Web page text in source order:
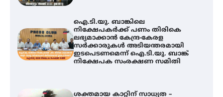
ഐ.ടി.യു. ബാങ്കിലെ
നിക്ഷേപകർക്ക് പണം തിരികെ
ലഭ്യമാക്കാൻ കേന്ദ്ര-കേരള
സർക്കാരുകൾ അടിയന്തരമായി
ഇടപെടണമെന്ന് ഐ.ടി.യു. ബാങ്ക്
നിക്ഷേപക സംരക്ഷണ സമിതി
ശക്തമായ കാറ്റിന് സാധ്യത –